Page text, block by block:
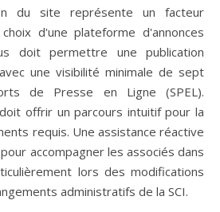
du site représente un facteur
d'une plateforme d'annonces
doit permettre une publication
une visibilité minimale de sept
de Presse en Ligne (SPEL).
offrir un parcours intuitif pour la
requis. Une assistance réactive
accompagner les associés dans
lors des modifications
administratifs de la SCI.